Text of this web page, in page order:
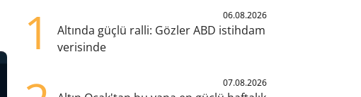
1 06.08.2026
Altında güçlü ralli: Gözler ABD istihdam
verisinde
07.08.2026